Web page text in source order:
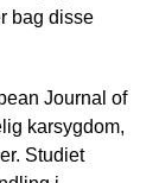
bag disse
Journal of
karsygdom,
Studiet